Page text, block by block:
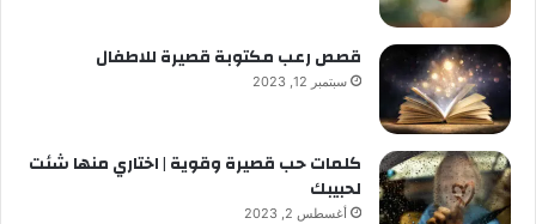
قصص رعب مكتوبة قصيرة للاطفال
سبتمبر 12, 2023
كلمات حب قصيرة وقوية | اختاري منها شئت
لحبيبك
أغسطس 2, 2023